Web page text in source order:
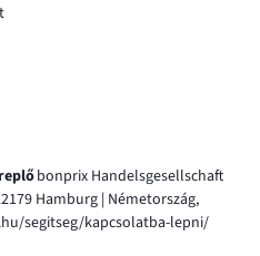
bonprix Handelsgesellschaft
Hamburg | Németország,
segitseg/kapcsolatba-lepni/